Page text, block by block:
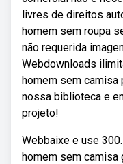
livres de direitos
homem sem roupa
não requerida
Webdownloads
homem sem camisa
nossa biblioteca e
projeto!
Webbaixe e use
homem sem camisa